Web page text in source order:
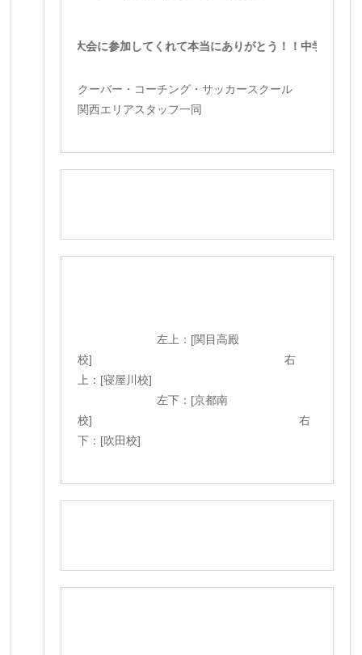
んな！！大会に参加してくれて本当にありがとう！！中学生になっ
クーバー・コーチング・サッカースクール
関西エリアスタッフ一同
左上：[関目高殿
校] 右
上：[寝屋川校]
左下：[京都南
校] 右
下：[吹田校]